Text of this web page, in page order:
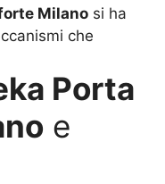
Milano si ha
che
Porta
e